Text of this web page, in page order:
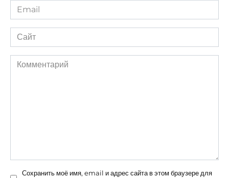
Email
*
Сайт
Комментарий
Сохранить моё имя, email и адрес сайта в этом браузере для